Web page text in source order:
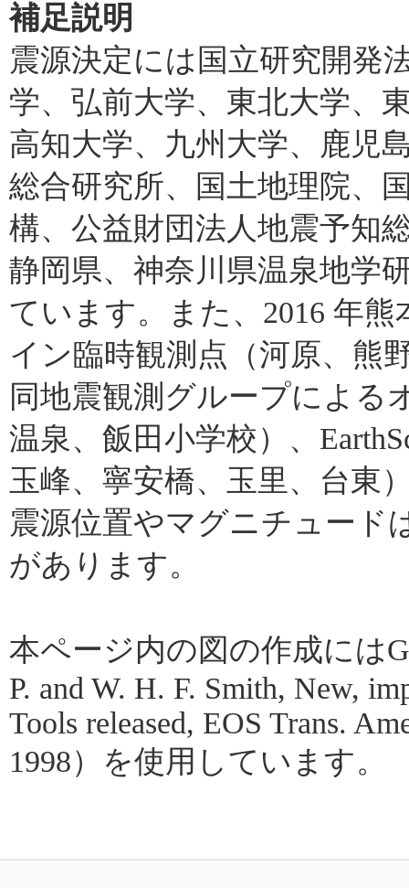
補足説明
震源決定には国立研究開発
学、弘前大学、東北大学、
高知大学、九州大学、鹿児
総合研究所、国土地理院、
構、公益財団法人地震予知
静岡県、神奈川県温泉地学
ています。また、2016 年
イン臨時観測点（河原、熊
同地震観測グループによる
温泉、飯田小学校）、
玉峰、寧安橋、玉里、台東
震源位置やマグニチュード
があります。
本ページ内の図の作成には
P. and W. H. F. Smith, New,
Tools released, EOS Trans.
1998）を使用しています。